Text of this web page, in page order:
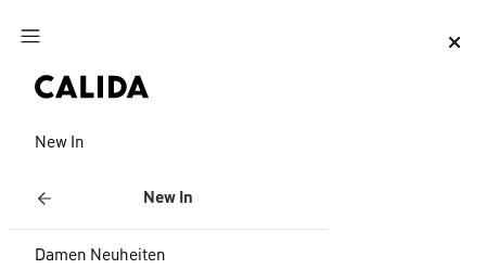
Zum Hauptinhalt springen
New In
New In
Damen Neuheiten